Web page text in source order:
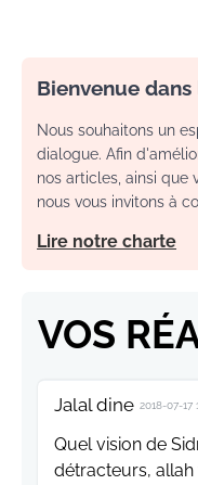
Bienvenue
Nous souhaitons un
dialogue. Afin
nos articles, ainsi que
nous vous invitons à
Lire notre charte
VOS
Jalal dine 2018-07-17
Quel vision de
détracteurs,